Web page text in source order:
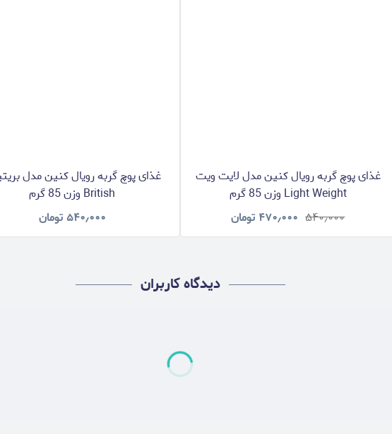
غذای پوچ گربه رویال کنین مدل لایت ویت
Light Weight وزن 85 گرم
۵۴۰٫۰۰۰ ۴۷۰٫۰۰۰ تومان
غذای پوچ گربه رویال کنین مدل
British وزن 85 گرم
۵۴۰٫۰۰۰تومان
دیدگاه کاربران